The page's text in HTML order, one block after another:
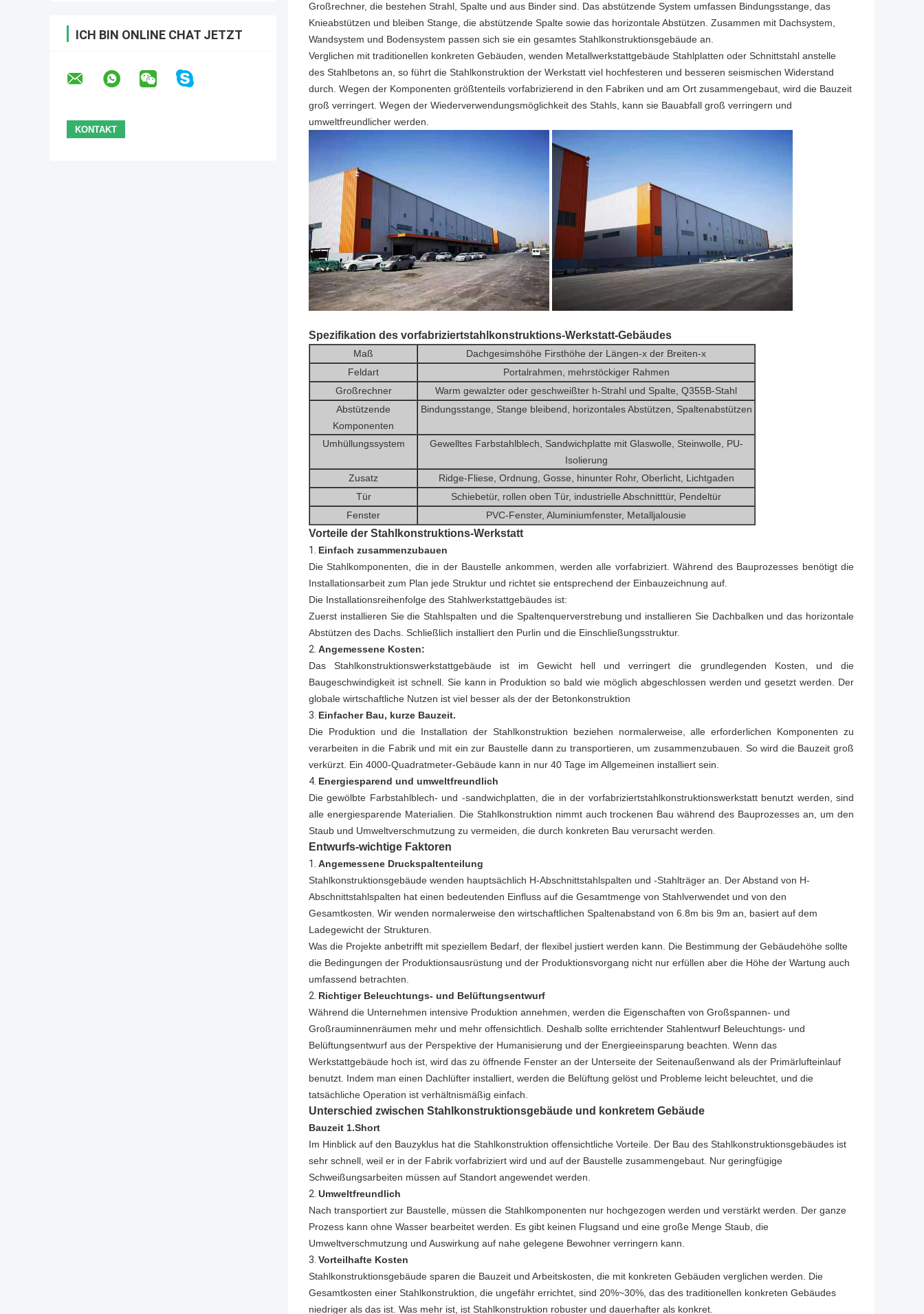
ICH BIN ONLINE CHAT JETZT
Großrechner, die bestehen Strahl, Spalte und aus Binder sind. Das abstützende System umfassen Bindungsstange, das
Knieabstützen und bleiben Stange, die abstützende Spalte sowie das horizontale Abstützen. Zusammen mit Dachsystem,
Wandsystem und Bodensystem passen sich sie ein gesamtes Stahlkonstruktionsgebäude an.
Verglichen mit traditionellen konkreten Gebäuden, wenden Metallwerkstattgebäude Stahlplatten oder Schnittstahl anstelle
des Stahlbetons an, so führt die Stahlkonstruktion der Werkstatt viel hochfesteren und besseren seismischen Widerstand
durch. Wegen der Komponenten größtenteils vorfabrizierend in den Fabriken und am Ort zusammengebaut, wird die Bauzeit
groß verringert. Wegen der Wiederverwendungsmöglichkeit des Stahls, kann sie Bauabfall groß verringern und
umweltfreundlicher werden.
Spezifikation des vorfabriziertstahlkonstruktions-Werkstatt-Gebäudes
Maß
Dachgesimshöhe Firsthöhe der Längen-x der Breiten-x
Feldart
Portalrahmen, mehrstöckiger Rahmen
Großrechner
Warm gewalzter oder geschweißter h-Strahl und Spalte, Q355B-Stahl
Abstützende
Komponenten
Bindungsstange, Stange bleibend, horizontales Abstützen, Spaltenabstützen
Umhüllungssystem
Gewelltes Farbstahlblech, Sandwichplatte mit Glaswolle, Steinwolle, PU-
Isolierung
Zusatz
Ridge-Fliese, Ordnung, Gosse, hinunter Rohr, Oberlicht, Lichtgaden
Tür
Schiebetür, rollen oben Tür, industrielle Abschnitttür, Pendeltür
Fenster
PVC-Fenster, Aluminiumfenster, Metalljalousie
Vorteile der Stahlkonstruktions-Werkstatt
1. Einfach zusammenzubauen
Die Stahlkomponenten, die in der Baustelle ankommen, werden alle vorfabriziert. Während des Bauprozesses benötigt die
Installationsarbeit zum Plan jede Struktur und richtet sie entsprechend der Einbauzeichnung auf.
Die Installationsreihenfolge des Stahlwerkstattgebäudes ist:
Zuerst installieren Sie die Stahlspalten und die Spaltenquerverstrebung und installieren Sie Dachbalken und das horizontale
Abstützen des Dachs. Schließlich installiert den Purlin und die Einschließungsstruktur.
2. Angemessene Kosten:
Das Stahlkonstruktionswerkstattgebäude ist im Gewicht hell und verringert die grundlegenden Kosten, und die
Baugeschwindigkeit ist schnell. Sie kann in Produktion so bald wie möglich abgeschlossen werden und gesetzt werden. Der
globale wirtschaftliche Nutzen ist viel besser als der der Betonkonstruktion
3. Einfacher Bau, kurze Bauzeit.
Die Produktion und die Installation der Stahlkonstruktion beziehen normalerweise, alle erforderlichen Komponenten zu
verarbeiten in die Fabrik und mit ein zur Baustelle dann zu transportieren, um zusammenzubauen. So wird die Bauzeit groß
verkürzt. Ein 4000-Quadratmeter-Gebäude kann in nur 40 Tage im Allgemeinen installiert sein.
4. Energiesparend und umweltfreundlich
Die gewölbte Farbstahlblech- und -sandwichplatten, die in der vorfabriziertstahlkonstruktionswerkstatt benutzt werden, sind
alle energiesparende Materialien. Die Stahlkonstruktion nimmt auch trockenen Bau während des Bauprozesses an, um den
Staub und Umweltverschmutzung zu vermeiden, die durch konkreten Bau verursacht werden.
Entwurfs-wichtige Faktoren
1. Angemessene Druckspaltenteilung
Stahlkonstruktionsgebäude wenden hauptsächlich H-Abschnittstahlspalten und -Stahlträger an. Der Abstand von H-
Abschnittstahlspalten hat einen bedeutenden Einfluss auf die Gesamtmenge von Stahlverwendet und von den
Gesamtkosten. Wir wenden normalerweise den wirtschaftlichen Spaltenabstand von 6.8m bis 9m an, basiert auf dem
Ladegewicht der Strukturen.
Was die Projekte anbetrifft mit speziellem Bedarf, der flexibel justiert werden kann. Die Bestimmung der Gebäudehöhe sollte
die Bedingungen der Produktionsausrüstung und der Produktionsvorgang nicht nur erfüllen aber die Höhe der Wartung auch
umfassend betrachten.
2. Richtiger Beleuchtungs- und Belüftungsentwurf
Während die Unternehmen intensive Produktion annehmen, werden die Eigenschaften von Großspannen- und
Großrauminnenräumen mehr und mehr offensichtlich. Deshalb sollte errichtender Stahlentwurf Beleuchtungs- und
Belüftungsentwurf aus der Perspektive der Humanisierung und der Energieeinsparung beachten. Wenn das
Werkstattgebäude hoch ist, wird das zu öffnende Fenster an der Unterseite der Seitenaußenwand als der Primärlufteinlauf
benutzt. Indem man einen Dachlüfter installiert, werden die Belüftung gelöst und Probleme leicht beleuchtet, und die
tatsächliche Operation ist verhältnismäßig einfach.
Unterschied zwischen Stahlkonstruktionsgebäude und konkretem Gebäude
Bauzeit 1.Short
Im Hinblick auf den Bauzyklus hat die Stahlkonstruktion offensichtliche Vorteile. Der Bau des Stahlkonstruktionsgebäudes ist
sehr schnell, weil er in der Fabrik vorfabriziert wird und auf der Baustelle zusammengebaut. Nur geringfügige
Schweißungsarbeiten müssen auf Standort angewendet werden.
2. Umweltfreundlich
Nach transportiert zur Baustelle, müssen die Stahlkomponenten nur hochgezogen werden und verstärkt werden. Der ganze
Prozess kann ohne Wasser bearbeitet werden. Es gibt keinen Flugsand und eine große Menge Staub, die
Umweltverschmutzung und Auswirkung auf nahe gelegene Bewohner verringern kann.
3. Vorteilhafte Kosten
Stahlkonstruktionsgebäude sparen die Bauzeit und Arbeitskosten, die mit konkreten Gebäuden verglichen werden. Die
Gesamtkosten einer Stahlkonstruktion, die ungefähr errichtet, sind 20%~30%, das des traditionellen konkreten Gebäudes
niedriger als das ist. Was mehr ist, ist Stahlkonstruktion robuster und dauerhafter als konkret.